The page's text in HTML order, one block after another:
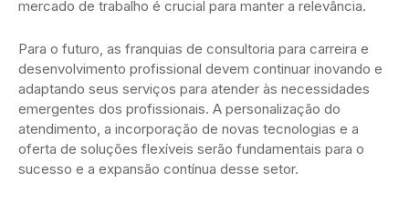
mercado de trabalho é crucial para manter a relevância.
Para o futuro, as franquias de consultoria para carreira e
desenvolvimento profissional devem continuar inovando e
adaptando seus serviços para atender às necessidades
emergentes dos profissionais. A personalização do
atendimento, a incorporação de novas tecnologias e a
oferta de soluções flexíveis serão fundamentais para o
sucesso e a expansão contínua desse setor.